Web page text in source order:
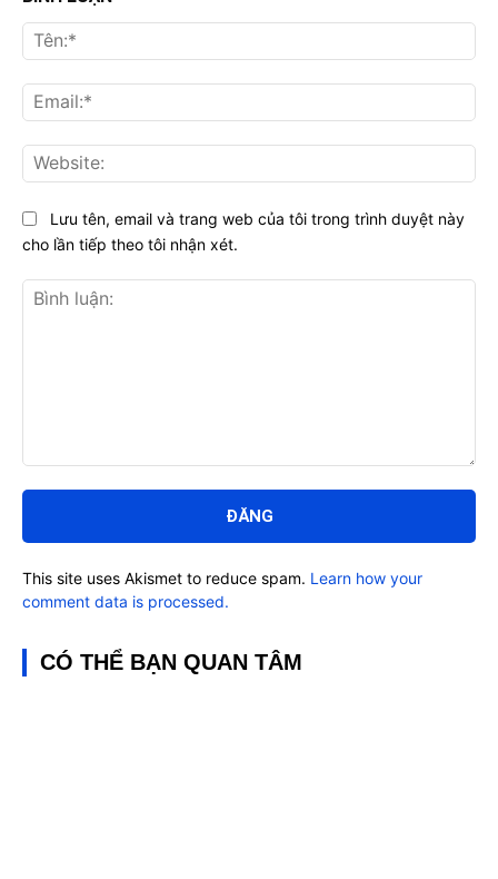
luận:
Lưu tên, email và trang web của tôi trong trình duyệt này
cho lần tiếp theo tôi nhận xét.
This site uses Akismet to reduce spam. Learn how your
comment data is processed.
CÓ THỂ BẠN QUAN TÂM